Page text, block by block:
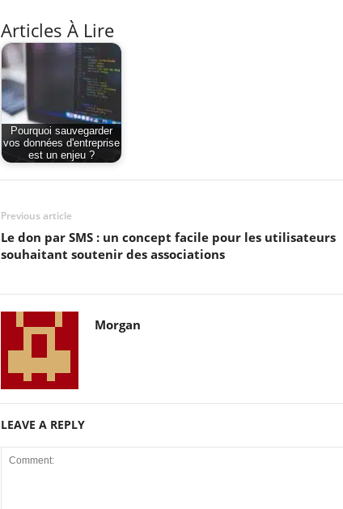
Articles À Lire
Pourquoi sauvegarder
vos données d'entreprise
est un enjeu ?
Previous article
Le don par SMS : un concept facile pour les utilisateurs
souhaitant soutenir des associations
Morgan
LEAVE A REPLY